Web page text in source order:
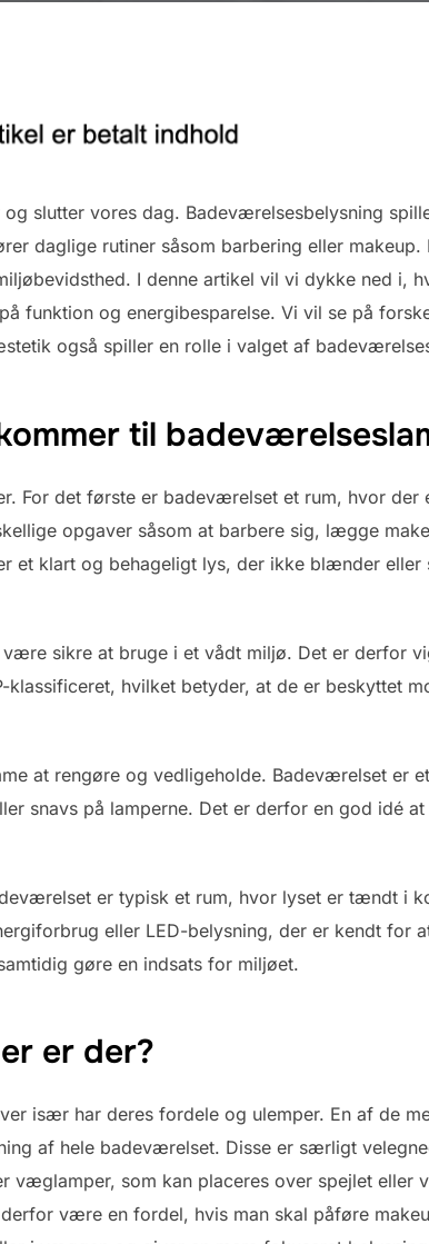
slutter vores dag. Badeværelsesbelysning
daglige rutiner såsom barbering eller makeup.
I denne artikel vil vi dykke ned i,
funktion og energibesparelse. Vi vil se på
også spiller en rolle i valget af
til
For det første er badeværelset et rum, hvor der
opgaver såsom at barbere sig, lægge
et klart og behageligt lys, der ikke blænder eller
sikre at bruge i et vådt miljø. Det er derfor
hvilket betyder, at de er beskyttet
at rengøre og vedligeholde. Badeværelset er
snavs på lamperne. Det er derfor en god idé
er typisk et rum, hvor lyset er tændt i
eller LED-belysning, der er kendt for
gøre en indsats for miljøet.
er der?
især har deres fordele og ulemper. En af de
af hele badeværelset. Disse er særligt
som kan placeres over spejlet eller
være en fordel, hvis man skal påføre